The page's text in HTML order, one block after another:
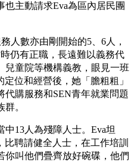
主動請求Eva為區內居民團
人數亦由剛開始的5、6人，
仍有正職，長遠難以義務代
兒童院等機構義教，眼見一班
位和經營後，她「膽粗粗」
代購服務和SEN青年就業問題
。
中13人為殘障人士。Eva坦
聘請健全人士，在工作培訓
你叫他們疊齊放好碗碟，他們